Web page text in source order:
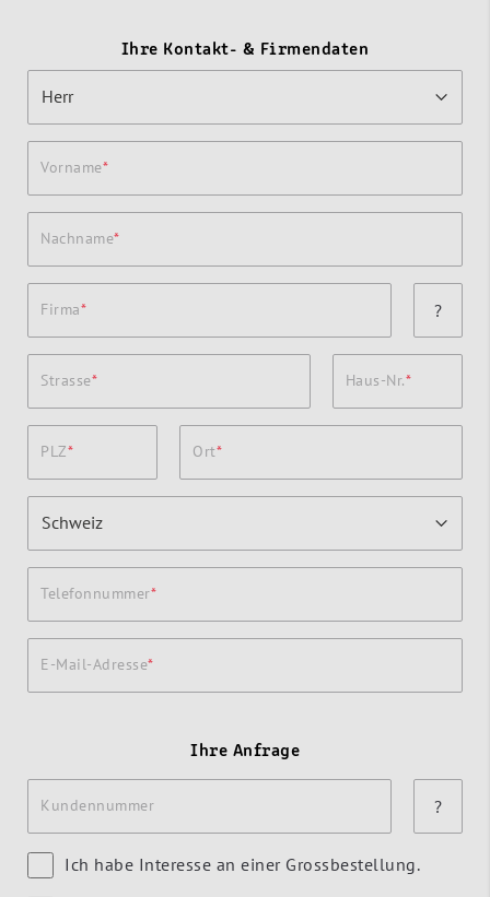
Ihre Kontakt- & Firmendaten
Vorname
Nachname
Firma ?
Strasse Haus-Nr.
PLZ Ort
Telefonnummer
E-Mail-Adresse
Ihre Anfrage
Kundennummer ?
Ich habe Interesse an einer Grossbestellung.